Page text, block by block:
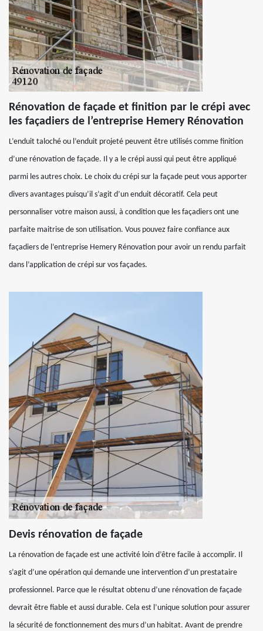
Rénovation de façade et finition par le crépi avec
les façadiers de l’entreprise Hemery Rénovation
L’enduit taloché ou l’enduit projeté peuvent être utilisés comme finition
d’une rénovation de façade. Il y a le crépi aussi qui peut être appliqué
parmi les autres choix. Le choix du crépi sur la façade peut vous apporter
divers avantages puisqu’il s’agit d’un enduit décoratif. Cela peut
personnaliser votre maison aussi, à condition que les façadiers ont une
parfaite maitrise de son utilisation. Vous pouvez faire confiance aux
façadiers de l’entreprise Hemery Rénovation pour avoir un rendu parfait
dans l’application de crépi sur vos façades.
Devis rénovation de façade
La rénovation de façade est une activité loin d’être facile à accomplir. Il
s’agit d’une opération qui demande une intervention d’un prestataire
professionnel. Parce que le résultat obtenu d’une rénovation de façade
devrait être fiable et aussi durable. Cela est l’unique solution pour assurer
la sécurité de fonctionnement des murs d’un habitat. Avant de prendre